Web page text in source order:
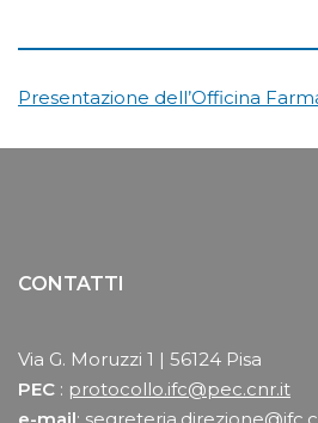
Presentazione dell’Officina
CONTATTI
Via G. Moruzzi 1 | 56124 Pisa
PEC : protocollo.ifc@pec.cnr.it